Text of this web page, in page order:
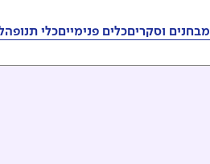
מבחנים וסקריםכלים פנימייםכלי תנופה